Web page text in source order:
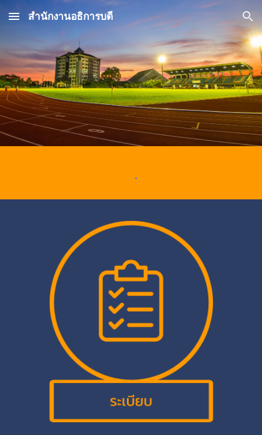
Skip to main content Skip to navigation
สำนักงานอธิการบดี